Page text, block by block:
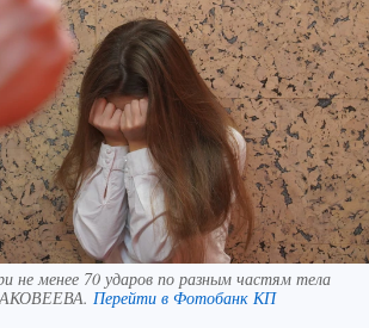
не менее 70 ударов по разным частям тела
Перейти в Фотобанк КП